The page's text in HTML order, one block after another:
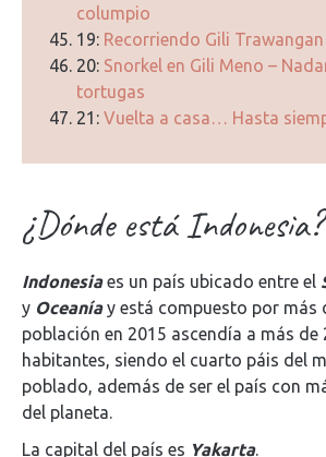
columpio
19: Recorriendo Gili
20: Snorkel en Gili Meno –
tortugas
21: Vuelta a casa… Hasta
¿Dónde está Indonesia?
Indonesiaes un país ubicado entre el
y Oceaníay está compuesto por más
población en 2015 ascendía a más de
habitantes, siendo el cuarto páis del
poblado, además de ser el país con
del planeta.
La capital del país es Yakarta.